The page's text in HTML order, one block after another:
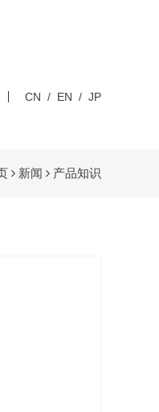
逆变器
咖啡机/水壶
品质。
CN / EN / JP
新闻 产品知识